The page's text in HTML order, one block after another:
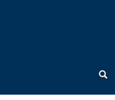
Szukaj